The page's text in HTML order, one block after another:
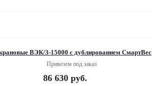
ВЭК/3-15000 с дублированием СмартВес
Привезем под заказ
86 630руб.